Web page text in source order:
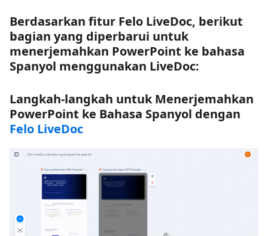
Berdasarkan fitur Felo LiveDoc, berikut
bagian yang diperbarui untuk
menerjemahkan PowerPoint ke bahasa
Spanyol menggunakan LiveDoc:
Langkah-langkah untuk Menerjemahkan
PowerPoint ke Bahasa Spanyol dengan
Felo LiveDoc